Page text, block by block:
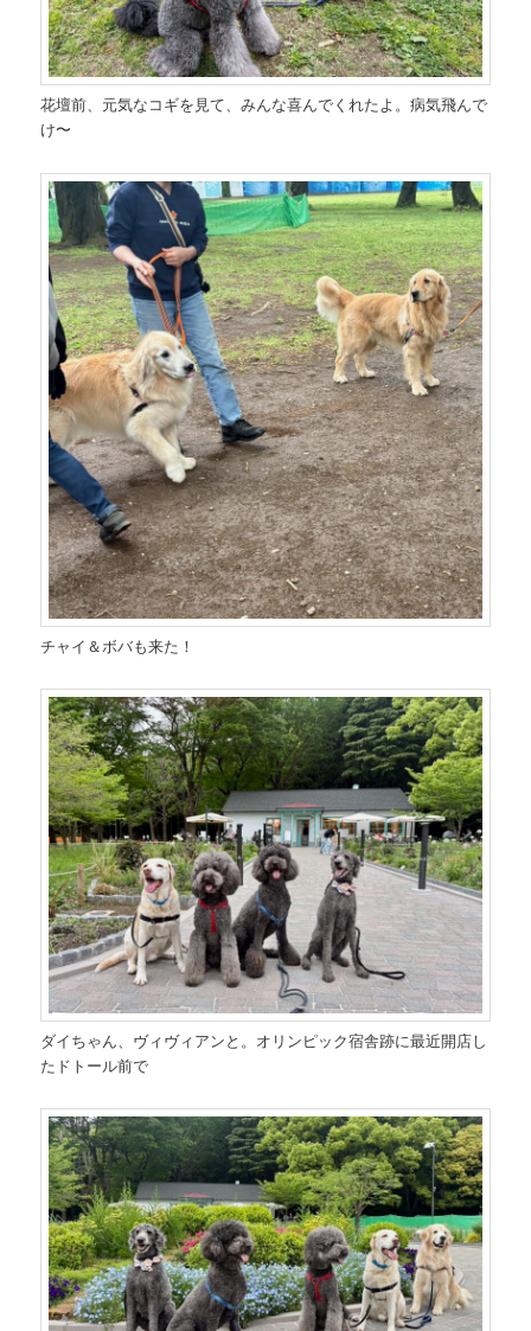
花壇前、元気なコギを見て、みんな喜んでくれたよ。病気飛んで
け〜
チャイ＆ボバも来た！
ダイちゃん、ヴィヴィアンと。オリンピック宿舎跡に最近開店し
たドトール前で